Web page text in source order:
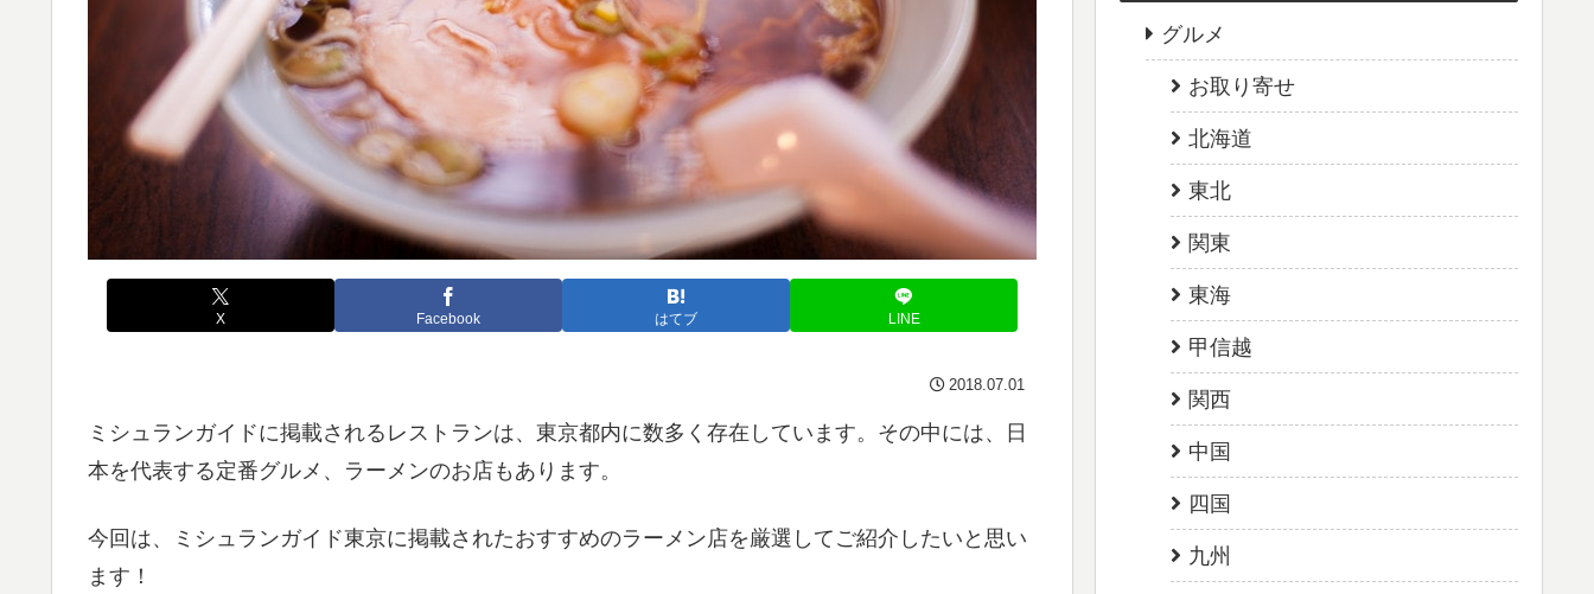
X Facebook はてブ LINE
2018.07.01
ミシュランガイドに掲載されるレストランは、東京都内に数多く存在しています。その中には、日
本を代表する定番グルメ、ラーメンのお店もあります。
今回は、ミシュランガイド東京に掲載されたおすすめのラーメン店を厳選してご紹介したいと思い
ます！
グルメ
お取り寄せ
北海道
東北
関東
東海
甲信越
関西
中国
四国
九州